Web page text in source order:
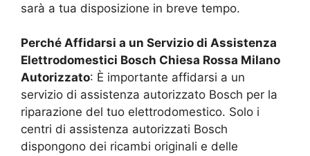
sarà a tua disposizione in breve tempo.
Perché Affidarsi a un Servizio di Assistenza
Elettrodomestici Bosch Chiesa Rossa Milano
Autorizzato: È importante affidarsi a un
servizio di assistenza autorizzato Bosch per la
riparazione del tuo elettrodomestico. Solo i
centri di assistenza autorizzati Bosch
dispongono dei ricambi originali e delle